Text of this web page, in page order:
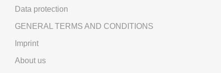
Data protection
GENERAL TERMS AND CONDITIONS
Imprint
About us